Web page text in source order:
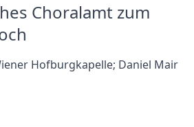
Choralamt zum
Hofburgkapelle; Daniel Mair